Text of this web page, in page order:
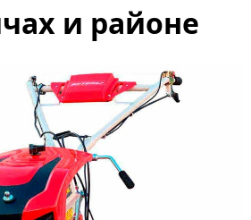
и районе